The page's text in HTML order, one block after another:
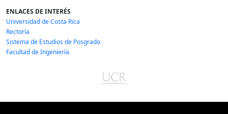
ENLACES DE INTERÉS
Universidad de Costa Rica
Rectoría
Sistema de Estudios de Posgrado
Facultad de Ingeniería